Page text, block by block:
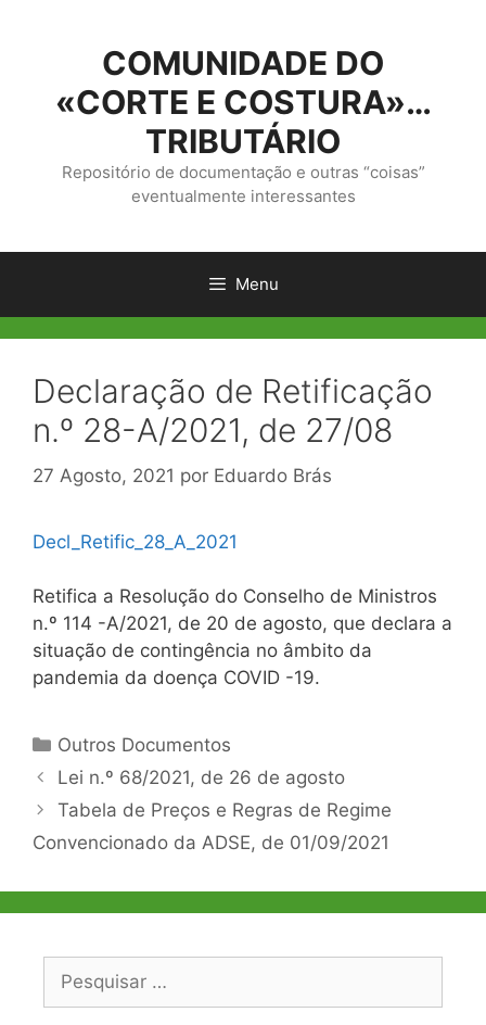
conteúdo
COMUNIDADE DO
«CORTE E COSTURA»…
TRIBUTÁRIO
Repositório de documentação e outras “coisas”
eventualmente interessantes
Menu
Declaração de Retificação
n.º 28-A/2021, de 27/08
27 Agosto, 2021 por Eduardo Brás
Decl_Retific_28_A_2021
Retifica a Resolução do Conselho de Ministros
n.º 114 -A/2021, de 20 de agosto, que declara a
situação de contingência no âmbito da
pandemia da doença COVID -19.
Categorias
Outros Documentos
Navegação
de
Lei n.º 68/2021, de 26 de agosto
Tabela de Preços e Regras de Regime
Convencionado da ADSE, de 01/09/2021
Pesquisar